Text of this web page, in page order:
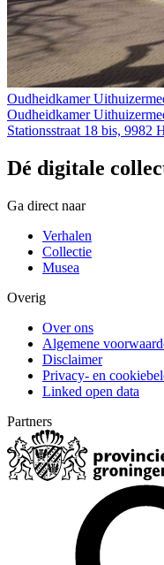
Oudheidkamer
Oudheidkamer
Stationsstraat 18 bis, 9982
Dé digitale
Ga direct naar
Verhalen
Collectie
Musea
Overig
Over ons
Algemene
Disclaimer
Privacy- en
Linked open data
Partners